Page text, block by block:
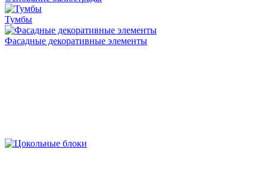
Тумбы
Фасадные декоративные элементы